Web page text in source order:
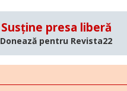
Susține presa liberă
Donează pentru Revista22